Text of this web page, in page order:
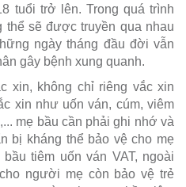
tuổi trở lên. Trong quá trình
thể sẽ được truyền qua nhau
ngày tháng đầu đời vẫn
gây bệnh xung quanh.
xin, không chỉ riêng vắc xin
xin như uốn ván, cúm, viêm
mẹ bầu cần phải ghi nhớ và
bị kháng thể bảo vệ cho mẹ
tiêm uốn ván VAT, ngoài
người mẹ còn bảo vệ trẻ